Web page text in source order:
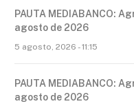
PAUTA MEDIABANCO:
agosto de 2026
5 agosto, 2026 - 11:15
PAUTA MEDIABANCO:
agosto de 2026